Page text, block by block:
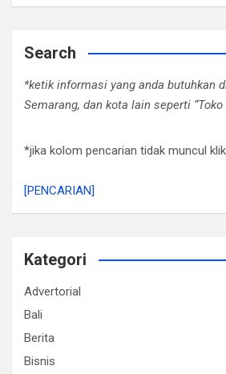
Search
*ketik informasi yang anda butuhkan
Semarang, dan kota lain seperti “Toko
*jika kolom pencarian tidak muncul
[PENCARIAN]
Kategori
Advertorial
Bali
Berita
Bisnis